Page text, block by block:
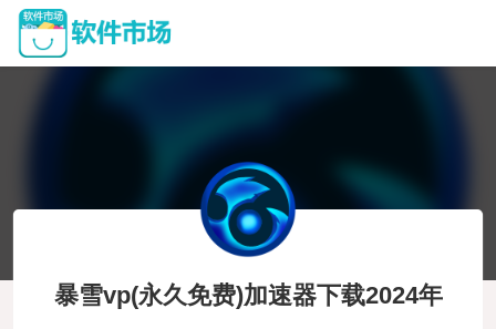
暴雪vp(永久免费)加速器下载2024年